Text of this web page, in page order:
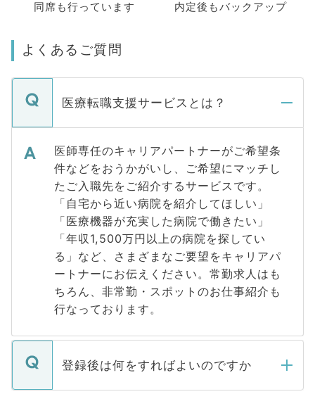
同席も行っています
内定後もバックアップ
よくあるご質問
医療転職支援サービスとは？
医師専任のキャリアパートナーがご希望条
件などをおうかがいし、ご希望にマッチし
たご入職先をご紹介するサービスです。
「自宅から近い病院を紹介してほしい」
「医療機器が充実した病院で働きたい」
「年収1,500万円以上の病院を探してい
る」など、さまざまなご要望をキャリアパ
ートナーにお伝えください。常勤求人はも
ちろん、非常勤・スポットのお仕事紹介も
行なっております。
登録後は何をすればよいのですか